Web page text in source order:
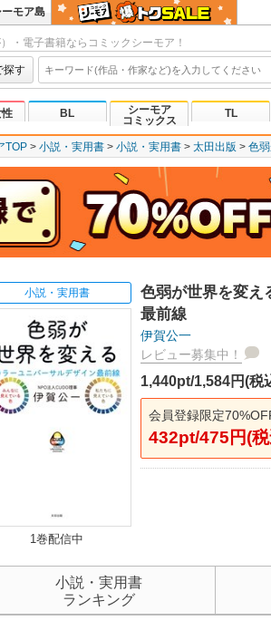
ーモア島
・電子書籍ならコミックシーモア！
探す
BL
シーモア
コミックス
TL
TOP 小説・実用書 小説・実用書 太田出版 色
小説・実用書
1巻配信中
色弱が世界を変え
最前線
伊賀公一
レビュー募集中！
1,440pt/1,584円(税
会員登録限定
432pt/475円(
小説・実用書
ランキング